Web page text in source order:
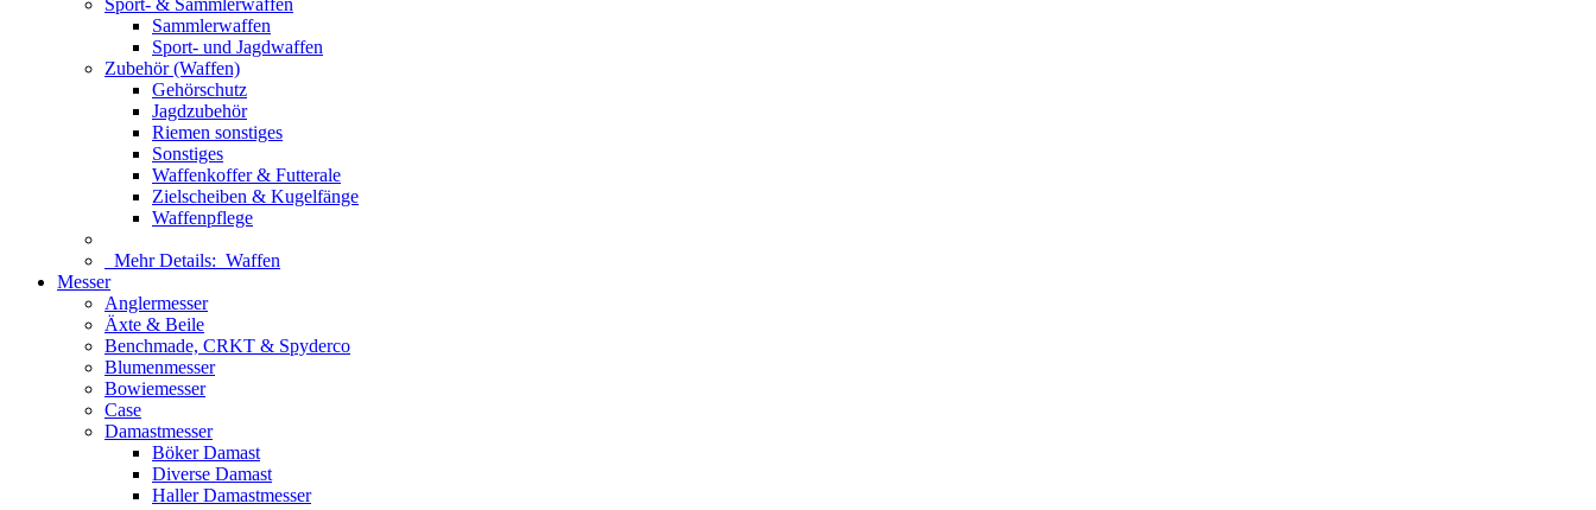
Sport- & Sammlerwaffen
Sammlerwaffen
Sport- und Jagdwaffen
Zubehör (Waffen)
Gehörschutz
Jagdzubehör
Riemen sonstiges
Sonstiges
Waffenkoffer & Futterale
Zielscheiben & Kugelfänge
Waffenpflege
Mehr Details: Waffen
Messer
Anglermesser
Äxte & Beile
Benchmade, CRKT & Spyderco
Blumenmesser
Bowiemesser
Case
Damastmesser
Böker Damast
Diverse Damast
Haller Damastmesser